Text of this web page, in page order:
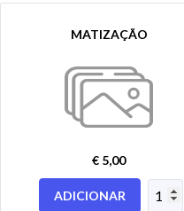
MATIZAÇÃO
€ 5,00
ADICIONAR